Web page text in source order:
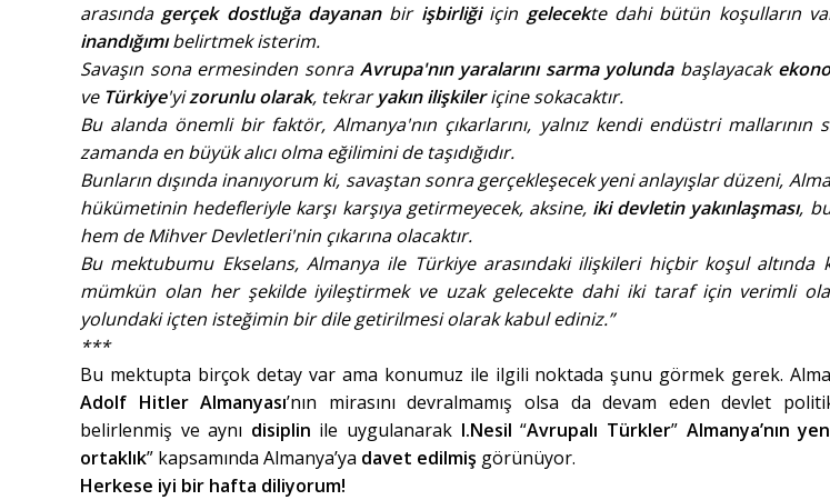
arasındagerçek dostluğa dayananbir işbirliğiiçin gelecekte dahi bütün koşulların
inandığımıbelirtmek isterim.
Savaşın sona ermesinden sonra Avrupa'nın yaralarını sarma yolundabaşlayacak
ve Türkiye'yizorunlu olarak, tekraryakın ilişkileriçine sokacaktır.
Bu alanda önemli bir faktör, Almanya'nın çıkarlarını, yalnız kendi endüstri mallarının
zamanda en büyük alıcı olma eğilimini de taşıdığıdır.
Bunların dışında inanıyorum ki, savaştan sonra gerçekleşecek yeni anlayışlar düzeni,
hükümetinin hedefleriyle karşı karşıya getirmeyecek, aksine, iki devletin yakınlaşması,
hem de Mihver Devletleri'nin çıkarına olacaktır.
Bu mektubumu Ekselans, Almanya ile Türkiye arasındaki ilişkileri hiçbir koşul altında
mümkün olan her şekilde iyileştirmek ve uzak gelecekte dahi iki taraf için verimli
yolundaki içten isteğimin bir dile getirilmesi olarak kabul ediniz.”
***
Bu mektupta birçok detay var ama konumuz ile ilgili noktada şunu görmek gerek.
Adolf Hitler Almanyası’nın mirasını devralmamış olsa da devam eden devlet
belirlenmiş ve aynı disiplin ile uygulanarak I.Nesil “Avrupalı Türkler” Almanya’nın
ortaklık” kapsamında Almanya’ya davet edilmiş görünüyor.
Herkese iyi bir hafta diliyorum!